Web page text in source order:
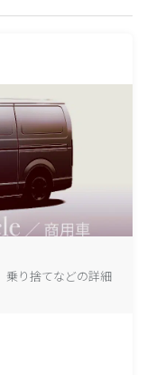
乗り捨てなどの詳細